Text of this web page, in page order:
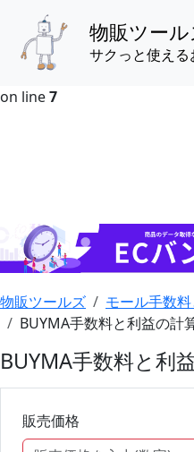
Warning: Undefined array
/usr/local/www/rf/frog/
on line7
物販ツー
サクっと使え
物販ツールズ
モール手数
BUYMA手数料と利益の計
BUYMA手数料と利
販売価格